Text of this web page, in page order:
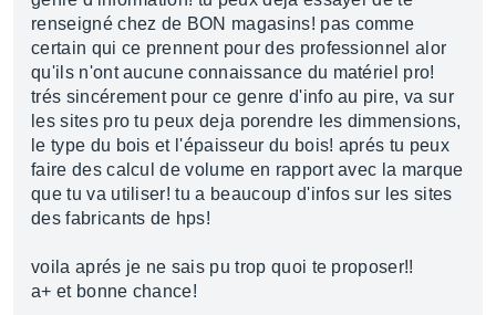
renseigné chez de BON magasins! pas comme
certain qui ce prennent pour des professionnel alor
qu'ils n'ont aucune connaissance du matériel pro!
trés sincérement pour ce genre d'info au pire, va sur
les sites pro tu peux deja porendre les dimmensions,
le type du bois et l'épaisseur du bois! aprés tu peux
faire des calcul de volume en rapport avec la marque
que tu va utiliser! tu a beaucoup d'infos sur les sites
des fabricants de hps!
voila aprés je ne sais pu trop quoi te proposer!!
a+ et bonne chance!